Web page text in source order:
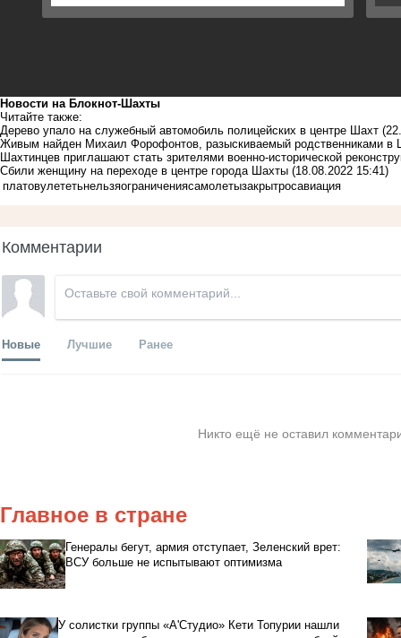
Новости на Блoкнoт-Шахты
Читайте также:
Дерево упало на служебный автомобиль полицейских в центре Шахт
Живым найден Михаил Форофонтов, разыскиваемый родственниками в
Шахтинцев приглашают стать зрителями военно-исторической
Сбили женщину на переходе в центре города Шахты (18.08.2022 15:41)
платовулететьнельзяограничениясамолетызакрытросавиация
Комментарии
Новые Лучшие Ранее
Никто ещё не оставил
Главное в стране
Генералы бегут, армия отступает, Зеленский врет:
ВСУ больше не испытывают оптимизма
У солистки группы «А'Студио» Кети Топурии нашли